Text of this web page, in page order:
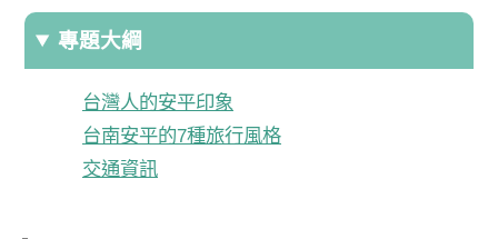
專題大綱
台灣人的安平印象
台南安平的7種旅行風格
交通資訊